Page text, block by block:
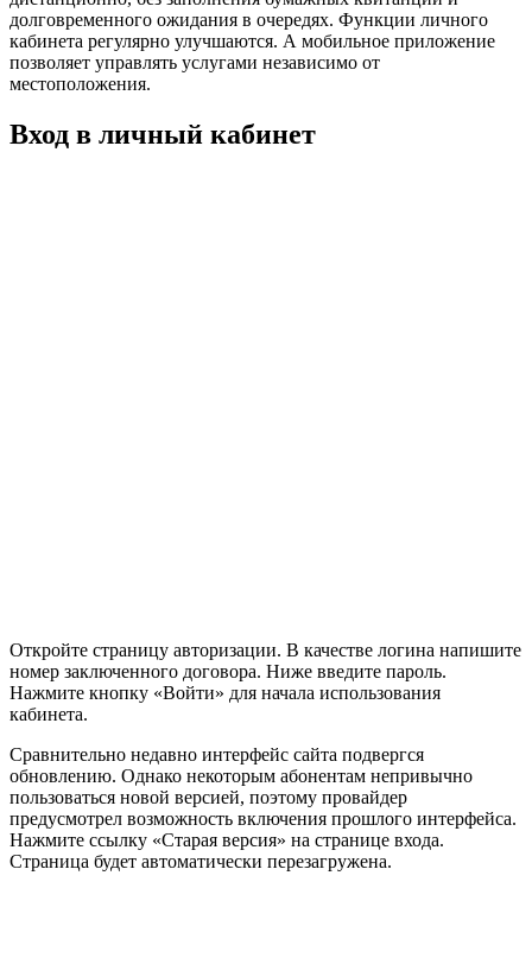
долговременного ожидания в очередях. Функции личного
кабинета регулярно улучшаются. А мобильное приложение
позволяет управлять услугами независимо от
местоположения.
Вход в личный кабинет
Откройте страницу авторизации. В качестве логина напишите
номер заключенного договора. Ниже введите пароль.
Нажмите кнопку «Войти» для начала использования
кабинета.
Сравнительно недавно интерфейс сайта подвергся
обновлению. Однако некоторым абонентам непривычно
пользоваться новой версией, поэтому провайдер
предусмотрел возможность включения прошлого интерфейса.
Нажмите ссылку «Старая версия» на странице входа.
Страница будет автоматически перезагружена.